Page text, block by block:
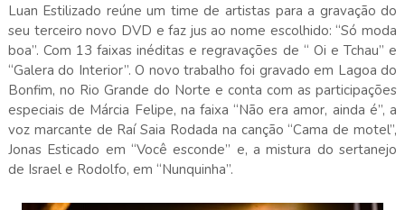
Luan Estilizado reúne um time de artistas para a gravação do
seu terceiro novo DVD e faz jus ao nome escolhido: “Só moda
boa”. Com 13 faixas inéditas e regravações de “ Oi e Tchau” e
“Galera do Interior”. O novo trabalho foi gravado em Lagoa do
Bonfim, no Rio Grande do Norte e conta com as participações
especiais de Márcia Felipe, na faixa “Não era amor, ainda é”, a
voz marcante de Raí Saia Rodada na canção “Cama de motel”,
Jonas Esticado em “Você esconde” e, a mistura do sertanejo
de Israel e Rodolfo, em “Nunquinha”.